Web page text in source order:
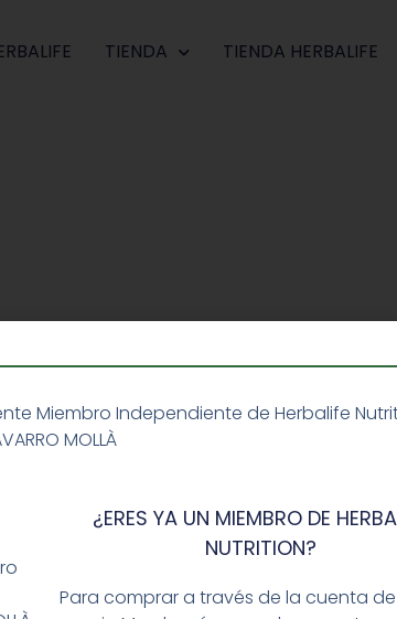
TIENDA TIENDA HERBALIFE
Miembro Independiente de Herbalife
MOLLÀ
¿ERES YA UN MIEMBRO DE
NUTRITION?
Para comprar a través de la cuenta